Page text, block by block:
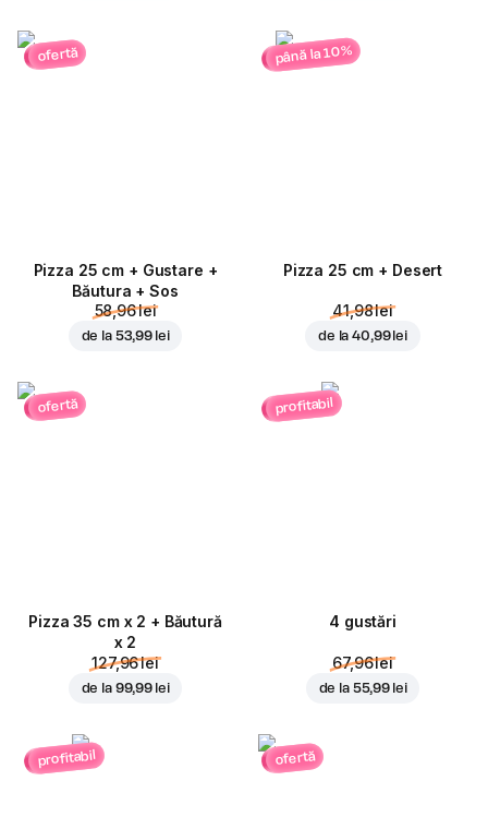
ofertă
Pizza 25 cm + Gustare +
Băutura + Sos
58,96 lei
de la 53,99 lei
până la 10%
Pizza 25 cm + Desert
41,98 lei
de la40,99 lei
ofertă
Pizza 35 cm x 2 + Băutură
x 2
127,96 lei
de la 99,99 lei
profitabil
4 gustări
67,96 lei
de la 55,99 lei
profitabil ofertă